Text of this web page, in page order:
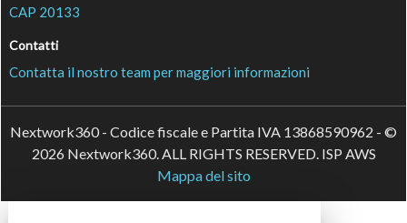
CAP 20133
Contatti
Contatta il nostro team per maggiori informazioni
Nextwork360 - Codice fiscale e Partita IVA 13868590962 - ©
2026 Nextwork360. ALL RIGHTS RESERVED. ISP AWS
Mappa del sito